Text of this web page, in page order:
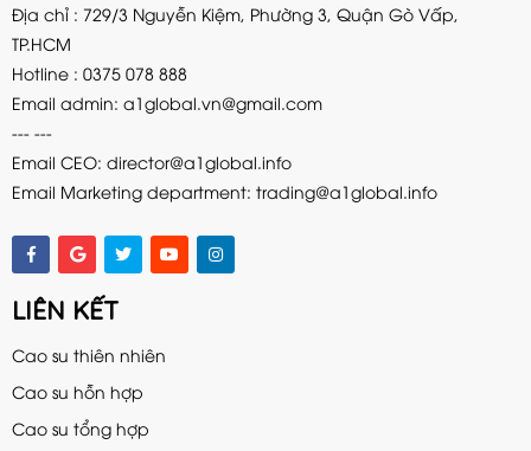
Địa chỉ : 729/3 Nguyễn Kiệm, Phường 3, Quận Gò Vấp,
TP.HCM
Hotline : 0375 078 888
Email admin: a1global.vn@gmail.com
--- ---
Email CEO: director@a1global.info
Email Marketing department: trading@a1global.info
LIÊN KẾT
Cao su thiên nhiên
Cao su hỗn hợp
Cao su tổng hợp